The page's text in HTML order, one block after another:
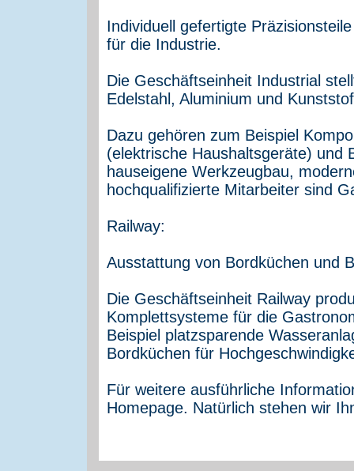
Individuell gefertigte
für die Industrie.
Die Geschäftseinheit Industrial
Edelstahl, Aluminium und
Dazu gehören zum Beispiel
(elektrische Haushaltsgeräte) und
hauseigene Werkzeugbau,
hochqualifizierte Mitarbeiter sind
Railway:
Ausstattung von Bordküchen und
Die Geschäftseinheit Railway
Komplettsysteme für die
Beispiel platzsparende
Bordküchen für
Für weitere ausführliche
Homepage. Natürlich stehen wir